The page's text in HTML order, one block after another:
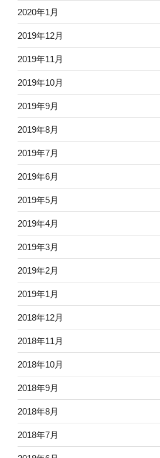
2020年1月
2019年12月
2019年11月
2019年10月
2019年9月
2019年8月
2019年7月
2019年6月
2019年5月
2019年4月
2019年3月
2019年2月
2019年1月
2018年12月
2018年11月
2018年10月
2018年9月
2018年8月
2018年7月